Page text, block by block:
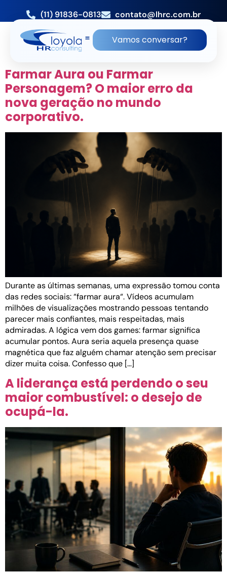
(11) 91836-0813 contato@lhrc.com.br
Vamos conversar?
TAG:LHRC
MICROGERENCIAMENTO
Farmar Aura ou Farmar
Personagem? O maior erro da
nova geração no mundo
corporativo.
Durante as últimas semanas, uma expressão tomou conta
das redes sociais: “farmar aura“. Vídeos acumulam
milhões de visualizações mostrando pessoas tentando
parecer mais confiantes, mais respeitadas, mais
admiradas. A lógica vem dos games: farmar significa
acumular pontos. Aura seria aquela presença quase
magnética que faz alguém chamar atenção sem precisar
dizer muita coisa. Confesso que […]
A liderança está perdendo o seu
maior combustível: o desejo de
ocupá-la.